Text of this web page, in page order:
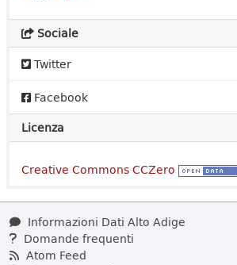
Sociale
Twitter
Facebook
Licenza
Creative Commons CCZero
Informazioni Dati Alto Adige
Domande frequenti
Atom Feed